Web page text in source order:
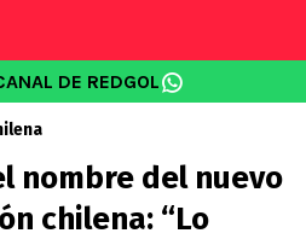
DE REDGOL
nombre del nuevo
chilena: “Lo